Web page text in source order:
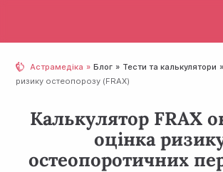
Астрамедіка Блог Тести та калькулятори
ризику остеопорозу (FRAX)
Калькулятор FRAX
оцінка
остеопоротичних